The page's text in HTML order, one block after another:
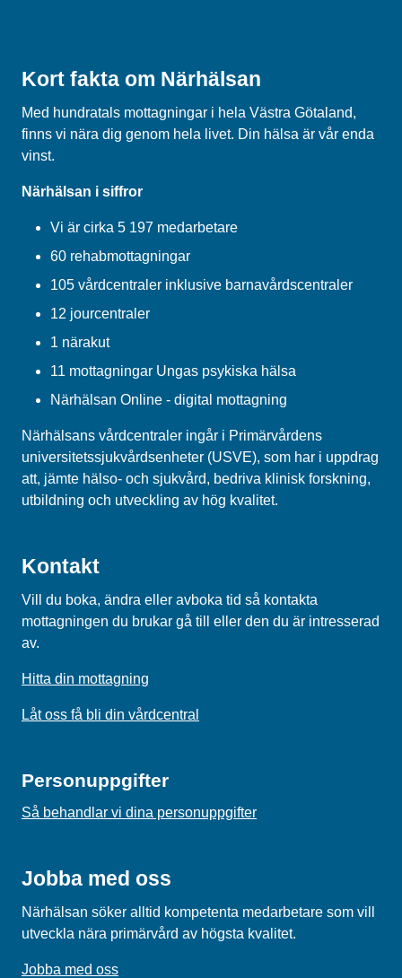
Kort fakta om Närhälsan
Med hundratals mottagningar i hela Västra Götaland,
finns vi nära dig genom hela livet. Din hälsa är vår enda
vinst.
Närhälsan i siffror
Vi är cirka 5 197 medarbetare
60 rehabmottagningar
105 vårdcentraler inklusive barnavårdscentraler
12 jourcentraler
1 närakut
11 mottagningar Ungas psykiska hälsa
Närhälsan Online - digital mottagning
Närhälsans vårdcentraler ingår i Primärvårdens
universitetssjukvårdsenheter (USVE), som har i uppdrag
att, jämte hälso- och sjukvård, bedriva klinisk forskning,
utbildning och utveckling av hög kvalitet.
Kontakt
Vill du boka, ändra eller avboka tid så kontakta
mottagningen du brukar gå till eller den du är intresserad
av.
Hitta din mottagning
Låt oss få bli din vårdcentral
Personuppgifter
Så behandlar vi dina personuppgifter
Jobba med oss
Närhälsan söker alltid kompetenta medarbetare som vill
utveckla nära primärvård av högsta kvalitet.
Jobba med oss